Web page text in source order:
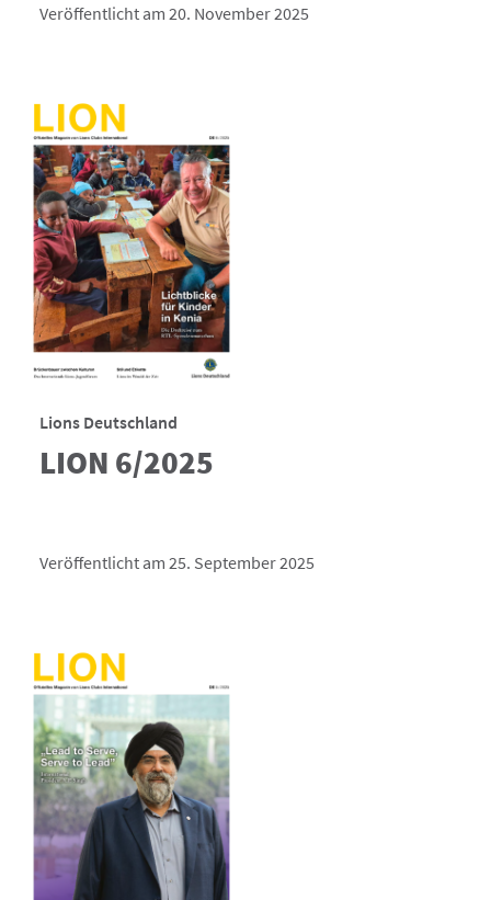
Veröffentlicht am 20. November 2025
Lions Deutschland
LION 6/2025
Veröffentlicht am 25. September 2025